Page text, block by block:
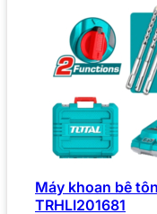
Máy khoan bê
TRHLI201681